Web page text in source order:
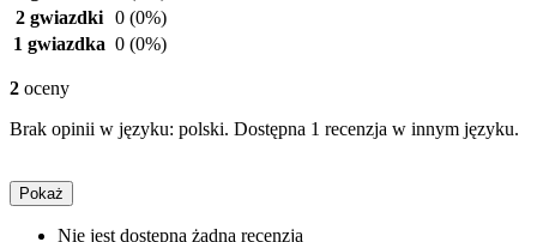
2 gwiazdki 0 (0%)
1 gwiazdka 0 (0%)
2 oceny
Brak opinii w języku: polski. Dostępna 1 recenzja w innym języku.
Pokaż
Nie jest dostępna żadna recenzja